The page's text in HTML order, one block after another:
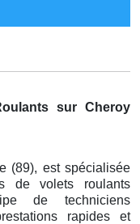
sur Cheroy
(89), est spécialisée
de volets roulants
de techniciens
rapides et